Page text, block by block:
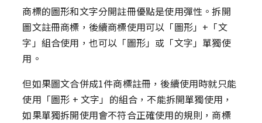
商標的圖形和文字分開註冊優點是使用彈性。拆開
圖文註冊商標，後續商標使用可以「圖形」+「文
字」組合使用，也可以「圖形」或「文字」單獨使
用。
但如果圖文合併成1件商標註冊，後續使用時就只能
使用「圖形 + 文字」的組合，不能拆開單獨使用，
如果單獨拆開使用會不符合正確使用的規則，商標